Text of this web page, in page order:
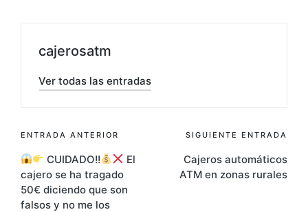
cajerosatm
Ver todas las entradas
Navegación
de
entradas
ENTRADA ANTERIOR
CUIDADO!!
El
cajero se ha tragado
50€ diciendo que son
falsos y no me los
SIGUIENTE ENTRADA
Cajeros automáticos
ATM en zonas rurales